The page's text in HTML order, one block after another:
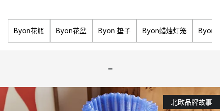
他们推出了多款受欢迎的产品和系列。在他们的产品系列中，你会
找到各种家居配饰。从杯子和盘子到靠垫和其他装饰品应有尽有。
Adina 花盆
Smooth 花瓶
Byon花瓶 Byon花盆 Byon 垫子 Byon蜡烛灯笼 Byon
-
北欧品牌故事